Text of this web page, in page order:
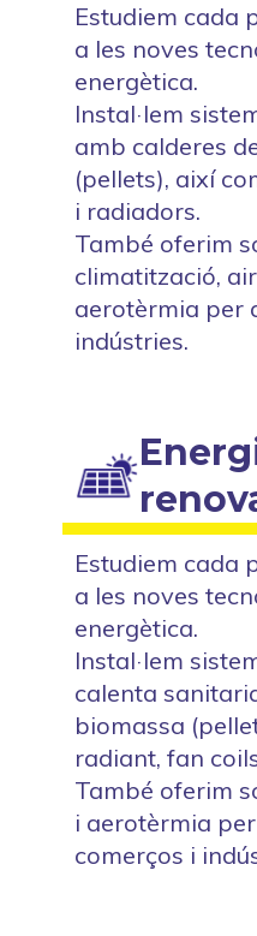
Estudiem cada
a les noves
energètica.
Instal·lem
amb calderes
(pellets), així
i radiadors.
També oferim
climatització,
aerotèrmia per
indústries.
Estudiem cada
a les noves
energètica.
Instal·lem
calenta
biomassa
radiant, fan
També oferim
i aerotèrmia
comerços i